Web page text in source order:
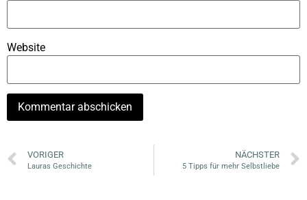
Website
VORIGER
Lauras Geschichte
NÄCHSTER
5 Tipps für mehr Selbstliebe